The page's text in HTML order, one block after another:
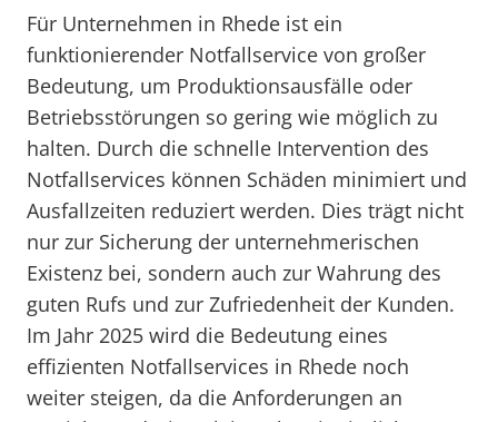
Für Unternehmen in Rhede ist ein
funktionierender Notfallservice von großer
Bedeutung, um Produktionsausfälle oder
Betriebsstörungen so gering wie möglich zu
halten. Durch die schnelle Intervention des
Notfallservices können Schäden minimiert und
Ausfallzeiten reduziert werden. Dies trägt nicht
nur zur Sicherung der unternehmerischen
Existenz bei, sondern auch zur Wahrung des
guten Rufs und zur Zufriedenheit der Kunden.
Im Jahr 2025 wird die Bedeutung eines
effizienten Notfallservices in Rhede noch
weiter steigen, da die Anforderungen an